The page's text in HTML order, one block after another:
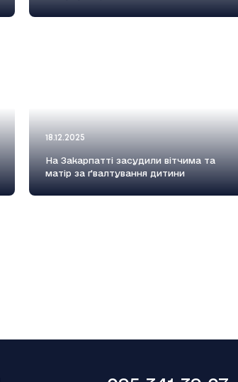
18.12.2025
На Закарпатті засудили вітчима та
матір за ґвалтування дитини
Smart Holding відзвітував про зниження